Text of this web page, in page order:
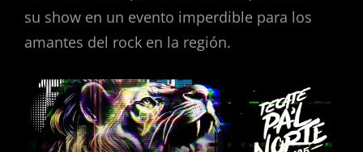
su show en un evento imperdible para los
amantes del rock en la región.